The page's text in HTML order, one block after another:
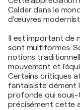
Calder dans le
d'œuvres
Il est important de
sont multiformes.
notions
mouvement et
Certains critiques
fantaisiste dément
profonde qui sous-
précisément cette